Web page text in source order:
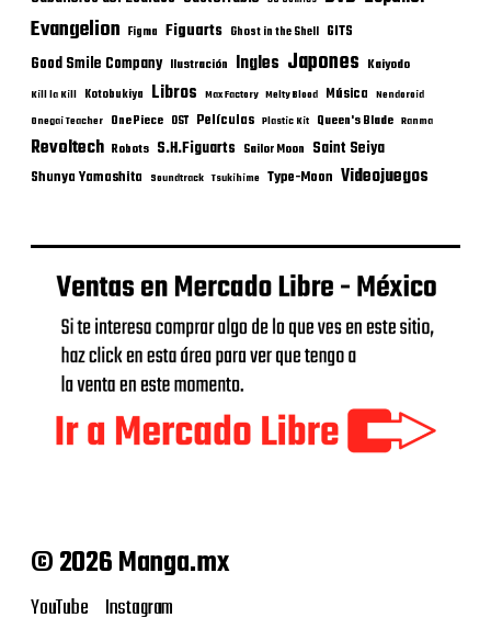
Evangelion Figma Figuarts Ghost in the Shell GITS
Good Smile Company Ilustración Ingles Japones Kaiyodo
Kill la Kill Kotobukiya Libros Max Factory Melty Blood Música Nendoroid
Onegai Teacher One Piece OST Películas Plastic Kit Queen's Blade Ranma
Revoltech Robots S.H.Figuarts Sailor Moon Saint Seiya
Shunya Yamashita Soundtrack Tsukihime Type-Moon Videojuegos
© 2026 Manga.mx
YouTube Instagram